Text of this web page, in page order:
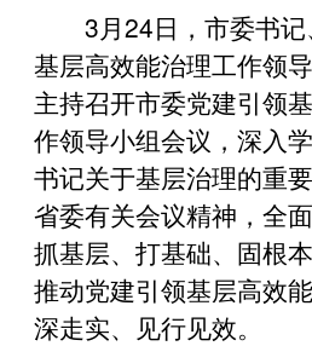
3月24日，市委书
基层高效能治理工作领
主持召开市委党建引领
作领导小组会议，深入
书记关于基层治理的重
省委有关会议精神，全面
抓基层、打基础、固根
推动党建引领基层高效
深走实、见行见效。